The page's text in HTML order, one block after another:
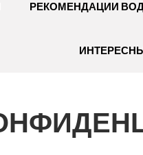
РЕКОМЕНДАЦИИ